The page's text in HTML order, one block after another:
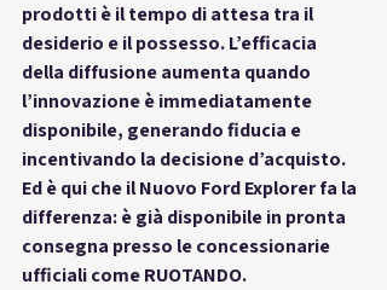
prodotti è il tempo di attesa tra il
desiderio e il possesso. L’efficacia
della diffusione aumenta quando
l’innovazione è immediatamente
disponibile, generando fiducia e
incentivando la decisione d’acquisto.
Ed è qui che il Nuovo Ford Explorer fa la
differenza: è già disponibile in pronta
consegna presso le concessionarie
ufficiali come RUOTANDO.